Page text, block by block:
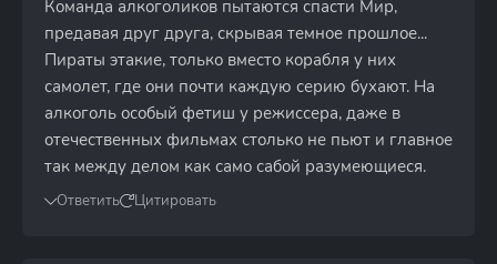
Команда алкоголиков пытаются спасти Мир,
предавая друг друга, скрывая темное прошлое...
Пираты этакие, только вместо корабля у них
самолет, где они почти каждую серию бухают. На
алкоголь особый фетиш у режиссера, даже в
отечественных фильмах столько не пьют и главное
так между делом как само сабой разумеющиеся.
Ответить Цитировать